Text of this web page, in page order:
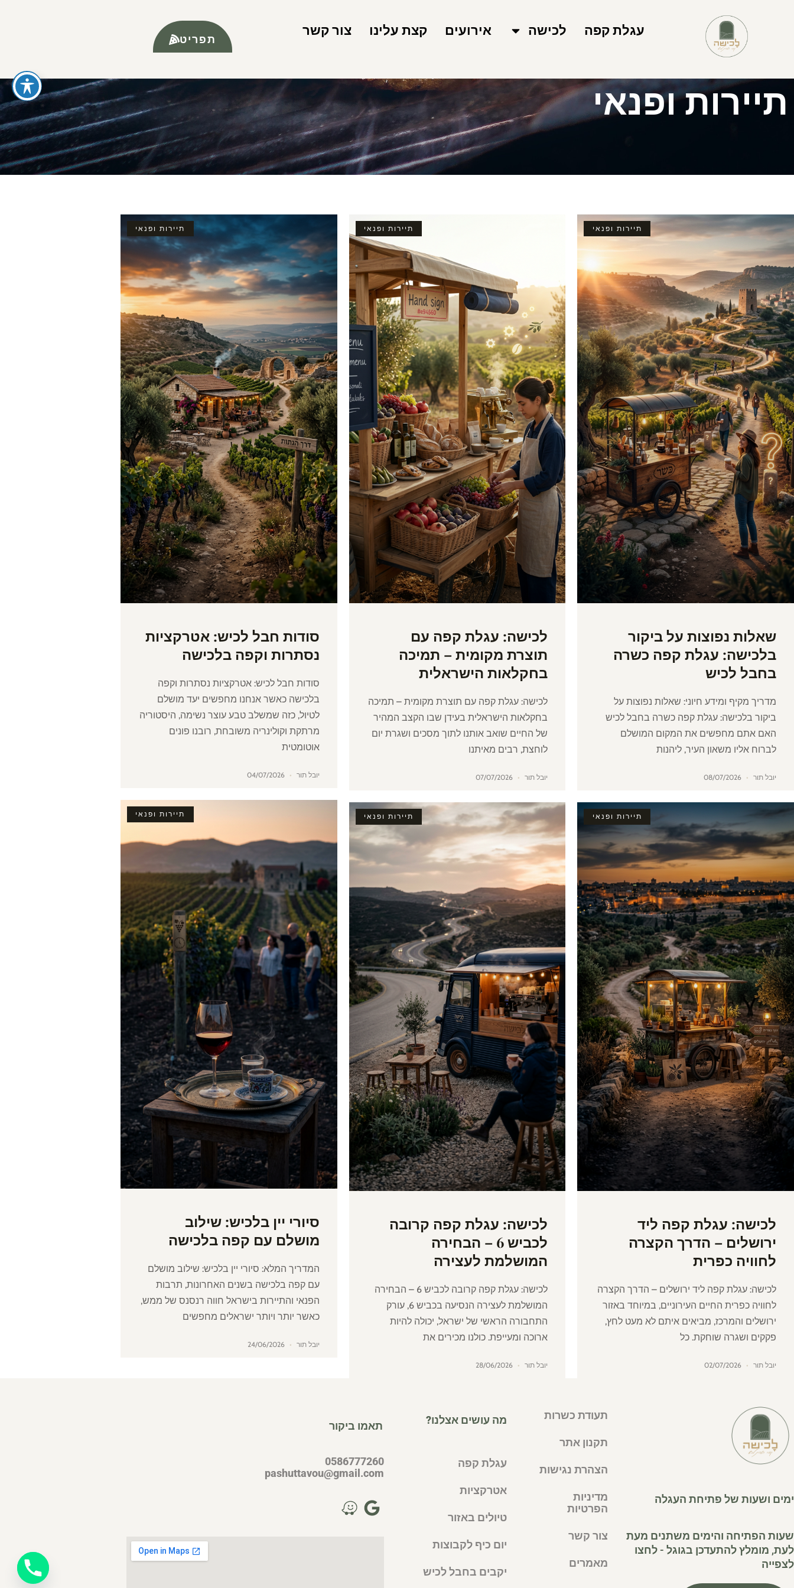
עגלת קפה לכישה אירועים קצת עלינו צור קשר
תפריט
תיירות ופנאי
תיירות ופנאי
שאלות נפוצות על ביקור
בלכישה: עגלת קפה כשרה
בחבל לכיש
מדריך מקיף ומידע חיוני: שאלות נפוצות על
ביקור בלכישה: עגלת קפה כשרה בחבל לכיש
האם אתם מחפשים את המקום המושלם
לברוח אליו משאון העיר, ליהנות
יובל תור
תיירות ופנאי
לכישה: עגלת קפה עם
תוצרת מקומית – תמיכה
בחקלאות הישראלית
לכישה: עגלת קפה עם תוצרת מקומית – תמיכה
בחקלאות הישראלית בעידן שבו הקצב המהיר
של החיים שואב אותנו לתוך מסכים ושגרת יום
לוחצת, רבים מאיתנו
יובל תור
תיירות ופנאי
סודות חבל לכיש: אטרקציות
נסתרות וקפה בלכישה
סודות חבל לכיש: אטרקציות נסתרות וקפה
בלכישה כאשר אנחנו מחפשים יעד מושלם
לטיול, כזה שמשלב טבע עוצר נשימה, היסטוריה
מרתקת וקולינריה משובחת, רובנו פונים
אוטומטית
יובל תור 04/07/2026
תיירות ופנאי
לכישה: עגלת קפה ליד
ירושלים – הדרך הקצרה
לחוויה כפרית
לכישה: עגלת קפה ליד ירושלים – הדרך הקצרה
לחוויה כפרית החיים העירוניים, במיוחד באזור
ירושלים והמרכז, מביאים איתם לא מעט לחץ,
פקקים ושגרה שוחקת. כל
יובל תור
תיירות ופנאי
לכישה: עגלת קפה קרובה
לכביש 6 – הבחירה
המושלמת לעצירה
לכישה: עגלת קפה קרובה לכביש 6 – הבחירה
המושלמת לעצירה הנסיעה בכביש 6, עורק
התחבורה הראשי של ישראל, יכולה להיות
ארוכה ומעייפת. כולנו מכירים את
יובל תור
תיירות ופנאי
סיורי יין בלכיש: שילוב
מושלם עם קפה בלכישה
המדריך המלא: סיורי יין בלכיש: שילוב מושלם
עם קפה בלכישה בשנים האחרונות, תרבות
הפנאי והתיירות בישראל חווה רנסנס של ממש,
כאשר יותר ויותר ישראלים מחפשים
יובל תור 24/06/2026
ימים ושעות של פתיחת העגלה
שעות הפתיחה והימים משתנים מעת
לעת, מומלץ להתעדכן בגוגל - לחצו
לצפייה
תעודת כשרות
תקנון אתר
הצהרת נגישות
מדיניות
הפרטיות
צור קשר
מאמרים
מה עושים אצלנו?
עגלת קפה
אטרקציות
טיולים באזור
יום כיף לקבוצות
יקבים בחבל לכיש
תאמו ביקור
0586777260
pashuttavou@gmail.com